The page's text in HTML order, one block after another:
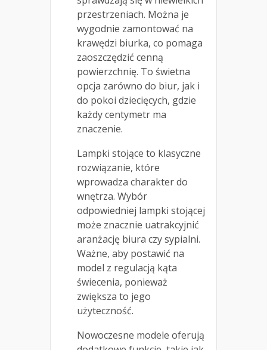
przestrzeniach. Można je
wygodnie zamontować na
krawędzi biurka, co pomaga
zaoszczędzić cenną
powierzchnię. To świetna
opcja zarówno do biur, jak i
do pokoi dziecięcych, gdzie
każdy centymetr ma
znaczenie.
Lampki stojące to klasyczne
rozwiązanie, które
wprowadza charakter do
wnętrza. Wybór
odpowiedniej lampki stojącej
może znacznie uatrakcyjnić
aranżację biura czy sypialni.
Ważne, aby postawić na
model z regulacją kąta
świecenia, ponieważ
zwiększa to jego
użyteczność.
Nowoczesne modele oferują